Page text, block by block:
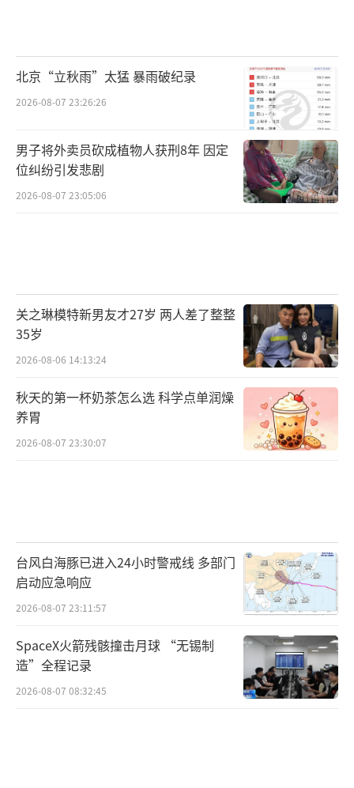
北京“立秋雨”太猛 暴雨破纪录
2026-08-07 23:26:26
男子将外卖员砍成植物人获刑8年 因定
位纠纷引发悲剧
2026-08-07 23:05:06
关之琳模特新男友才27岁 两人差了整整
35岁
2026-08-06 14:13:24
秋天的第一杯奶茶怎么选 科学点单润燥
养胃
2026-08-07 23:30:07
台风白海豚已进入24小时警戒线 多部门
启动应急响应
2026-08-07 23:11:57
SpaceX火箭残骸撞击月球 “无锡制
造”全程记录
2026-08-07 08:32:45